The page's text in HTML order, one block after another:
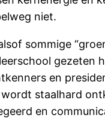
niet.
sommige
gezeten
en
staalhard
en